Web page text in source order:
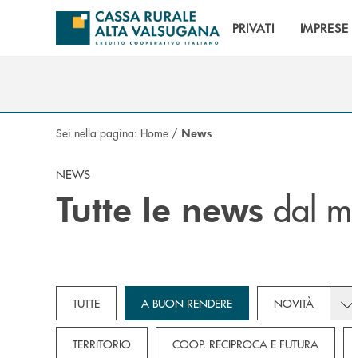
Salta al contenuto principale
PRIVATI IMPRESE
Sei nella pagina: Home / News
NEWS
Tutte le news dal
TUTTE A BUON RENDERE NOVITÀ
TERRITORIO COOP. RECIPROCA E FUTURA